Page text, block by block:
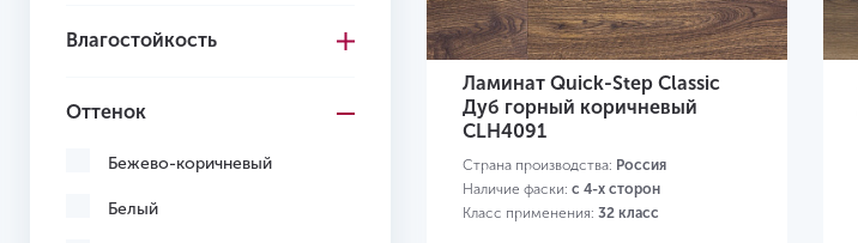
Влагостойкость
Оттенок
Бежево-коричневый
Белый
Ламинат Quick-Step Classic
Дуб горный коричневый
CLH4091
Страна производства: Россия
Наличие фаски: с 4-х сторон
Класс применения: 32 класс